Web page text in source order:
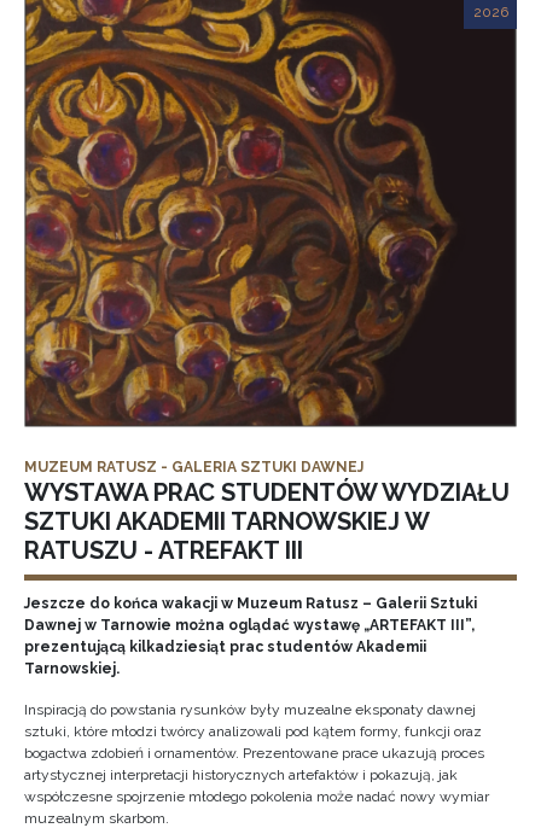
2026
MUZEUM RATUSZ - GALERIA SZTUKI DAWNEJ
WYSTAWA PRAC STUDENTÓW WYDZIAŁU
SZTUKI AKADEMII TARNOWSKIEJ W
RATUSZU - ATREFAKT III
Jeszcze do końca wakacji w Muzeum Ratusz – Galerii Sztuki
Dawnej w Tarnowie można oglądać wystawę „ARTEFAKT III”,
prezentującą kilkadziesiąt prac studentów Akademii
Tarnowskiej.
Inspiracją do powstania rysunków były muzealne eksponaty dawnej
sztuki, które młodzi twórcy analizowali pod kątem formy, funkcji oraz
bogactwa zdobień i ornamentów. Prezentowane prace ukazują proces
artystycznej interpretacji historycznych artefaktów i pokazują, jak
współczesne spojrzenie młodego pokolenia może nadać nowy wymiar
muzealnym skarbom.